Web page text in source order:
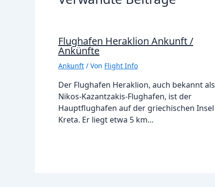
Flughafen Heraklion Ankunft /
Ankünfte
Ankunft / Von Flight Info
Der Flughafen Heraklion, auch bekannt als
Nikos-Kazantzakis-Flughafen, ist der
Hauptflughafen auf der griechischen Insel
Kreta. Er liegt etwa 5 km…